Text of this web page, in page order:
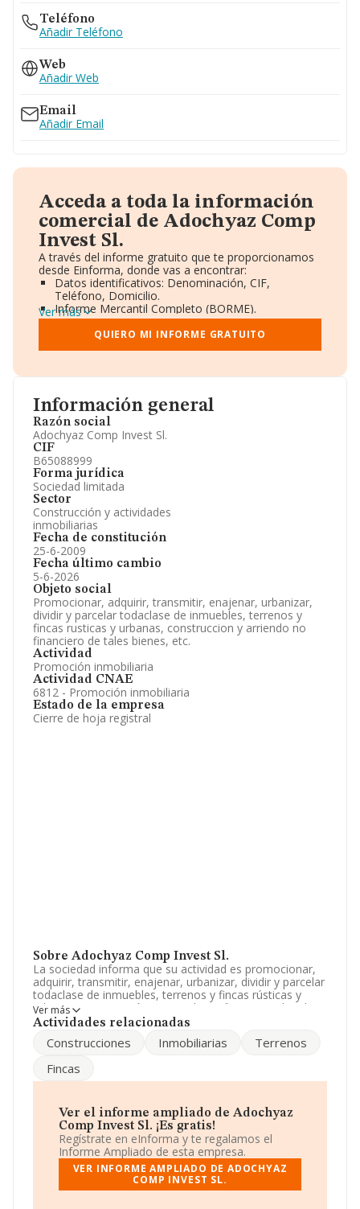
Información general
Razón social
Adochyaz Comp Invest Sl.
CIF
B65088999
Forma jurídica
Sociedad limitada
Sector
Construcción y actividades
inmobiliarias
Fecha de constitución
25-6-2009
Fecha último cambio
5-6-2026
Objeto social
Promocionar, adquirir, transmitir, enajenar, urbanizar,
dividir y parcelar todaclase de inmuebles, terrenos y
fincas rusticas y urbanas, construccion y arriendo no
financiero de tales bienes, etc.
Actividad
Promoción inmobiliaria
Actividad CNAE
6812 - Promoción inmobiliaria
Estado de la empresa
Cierre de hoja registral
Sobre Adochyaz Comp Invest Sl.
La sociedad informa que su actividad es promocionar,
adquirir, transmitir, enajenar, urbanizar, dividir y parcelar
todaclase de inmuebles, terrenos y fincas rústicas y
urbanas, construcción y arriendo no financiero de tales
bienes, etc. La empresa está registrada como Sociedad
tiene actividad en mercados exteriores.
La sociedad española
NIF B65088999, tiene su domicilio social establecido en
municipio de Barcelona, Cataluña.
En base a la información de la que dispone INFORMA
sobre 231.218 compañías, a nivel nacional la facturación
asciende a 29.817 millones de euros y se estima que el
promedio de la facturación entre todas las empresas es
de 128 mil euros. Finalmente, para completar los datos
Ver más
Actividades relacionadas
Construcciones Inmobiliarias
Terrenos
Fincas
Ver el informe ampliado de Adochyaz
Comp Invest Sl. ¡Es gratis!
Regístrate en eInforma y te regalamos el
Informe Ampliado de esta empresa.
VER INFORME AMPLIADO DE ADOCHYAZ
COMP INVEST SL.
Teléfono
Añadir Teléfono
Web
Añadir Web
Email
Añadir Email
Acceda a toda la información
comercial de Adochyaz Comp
Invest Sl.
A través del informe gratuito que te proporcionamos
desde Einforma, donde vas a encontrar:
Datos identificativos: Denominación, CIF,
Teléfono, Domicilio.
Informe Mercantil Completo (BORME).
Gráficos de Evolución Ventas y Empleados.
Consejo de Administración y Administradores.
Directivos y Ejecutivos.
Información oficial y registral complementaria.
Ver más
QUIERO MI INFORME GRATUITO